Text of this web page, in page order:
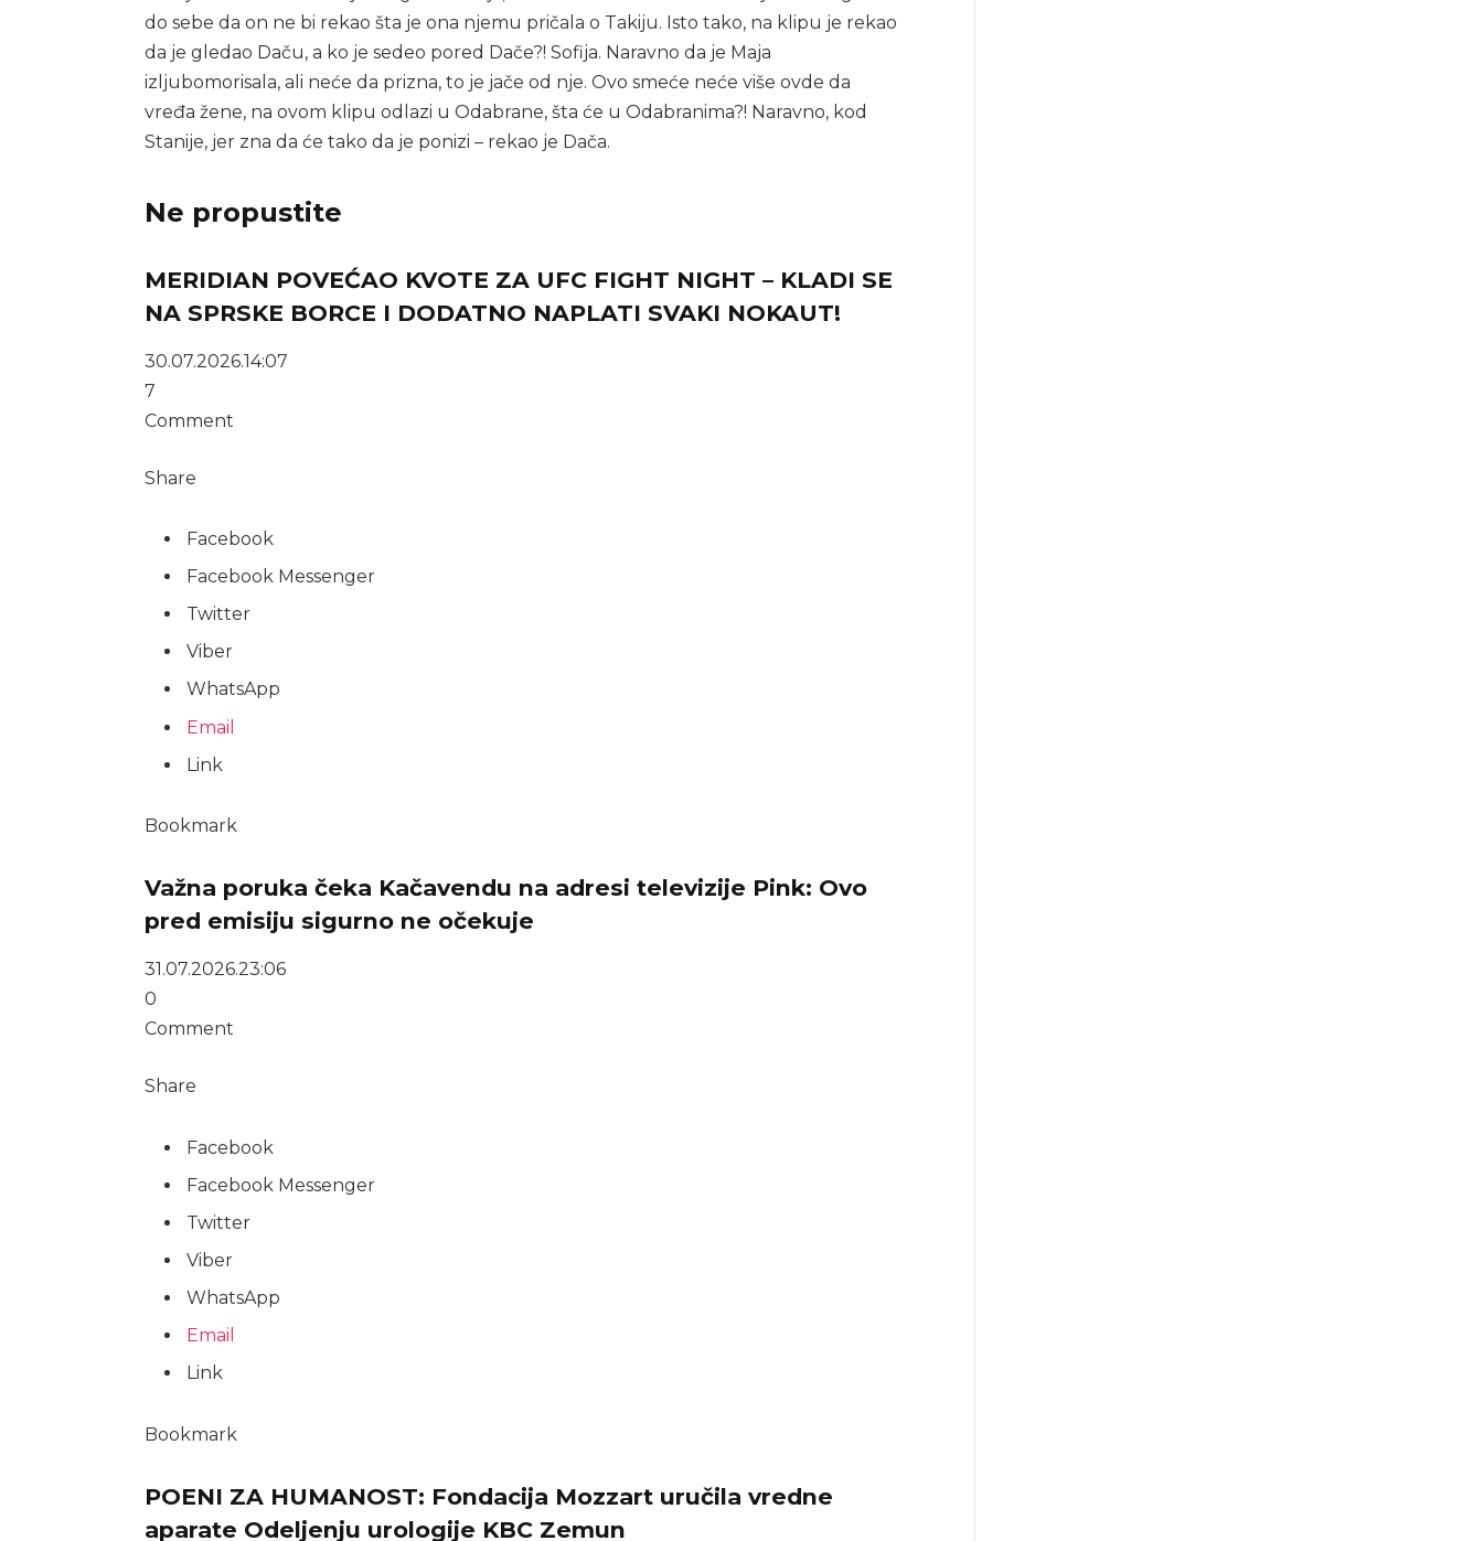
do sebe da on ne bi rekao šta je ona njemu pričala o Takiju. Isto tako, na klipu je rekao
da je gledao Daču, a ko je sedeo pored Dače?! Sofija. Naravno da je Maja
izljubomorisala, ali neće da prizna, to je jače od nje. Ovo smeće neće više ovde da
vređa žene, na ovom klipu odlazi u Odabrane, šta će u Odabranima?! Naravno, kod
Stanije, jer zna da će tako da je ponizi – rekao je Dača.
Ne propustite
MERIDIAN POVEĆAO KVOTE ZA UFC FIGHT NIGHT – KLADI SE
NA SPRSKE BORCE I DODATNO NAPLATI SVAKI NOKAUT!
30.07.2026.14:07
7
Comment
Share
Facebook
Facebook Messenger
Twitter
Viber
WhatsApp
Email
Link
Bookmark
Važna poruka čeka Kačavendu na adresi televizije Pink: Ovo
pred emisiju sigurno ne očekuje
31.07.2026.23:06
0
Comment
Share
Facebook
Facebook Messenger
Twitter
Viber
WhatsApp
Email
Link
Bookmark
POENI ZA HUMANOST: Fondacija Mozzart uručila vredne
aparate Odeljenju urologije KBC Zemun